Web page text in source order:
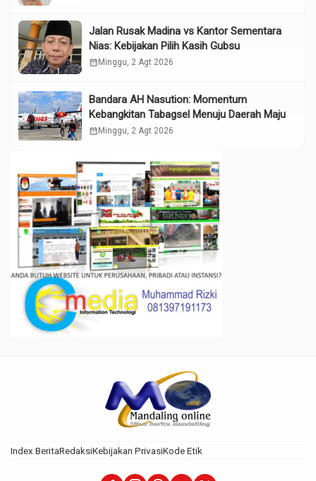
Jalan Rusak Madina vs Kantor Sementara
Nias: Kebijakan Pilih Kasih Gubsu
calendar_monthMinggu, 2 Agt 2026
Bandara AH Nasution: Momentum
Kebangkitan Tabagsel Menuju Daerah Maju
calendar_monthMinggu, 2 Agt 2026
Index BeritaRedaksiKebijakan PrivasiKode Etik